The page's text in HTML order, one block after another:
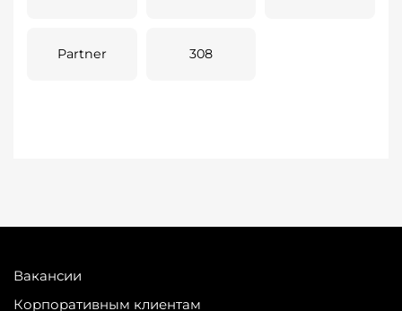
Partner 308
Вакансии
Корпоративным клиентам